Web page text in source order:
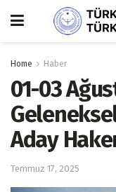
Home Haber
01-03
Aday
Temmuz 17, 2025